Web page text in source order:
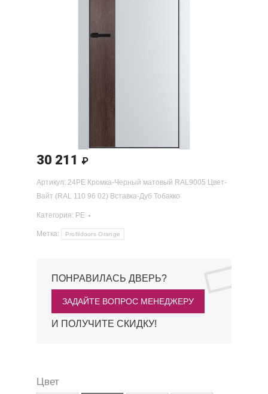
30 211 ₽
Артикул: 24PE Кромка-Черный матовый RAL9005 Цвет-
Вайт (RAL 110 96 02) Вставка-Дуб Тобакко
Категория: PE
Метка: Profildoors Orange
ПОНРАВИЛАСЬ ДВЕРЬ?
ЗАДАЙТЕ ВОПРОС МЕНЕДЖЕРУ
И ПОЛУЧИТЕ СКИДКУ!
Цвет